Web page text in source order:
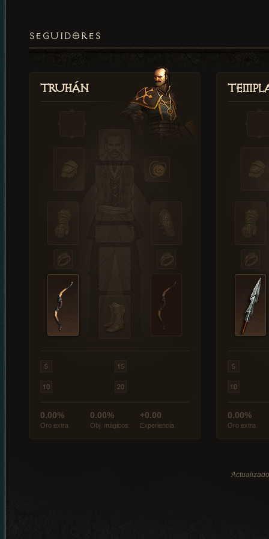
SEGUIDORES
Truhán
0.00%
Oro extra
0.00%
Obj. mágicos
+0.00
Experiencia
0.00%
Oro extra